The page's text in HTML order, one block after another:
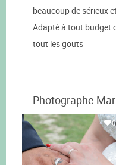
beaucoup de sérieux
Adapté à tout budget
tout les gouts
Photographe
0